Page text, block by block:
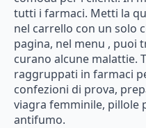
tutti i farmaci. Metti la
nel carrello con un solo
pagina, nel menu , puoi
curano alcune malattie.
raggruppati in farmaci
confezioni di prova,
viagra femminile, pillole
antifumo.